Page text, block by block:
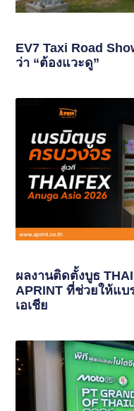
EV7 Taxi Road
ว่า “ต้องแวะดู”
ผลงานติดตั้งบูธ
APRINT ที่ช่วยให้แ
เอเชีย